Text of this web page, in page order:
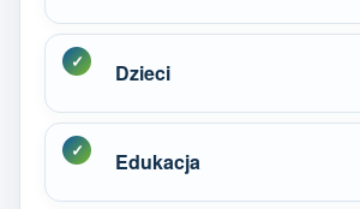
Dzieci
Edukacja